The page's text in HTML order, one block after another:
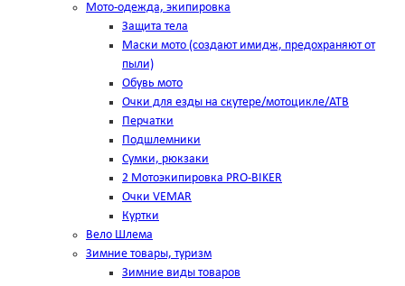
Мото-одежда, экипировка
Защита тела
Маски мото (создают имидж, предохраняют от
пыли)
Обувь мото
Очки для езды на скутере/мотоцикле/АТВ
Перчатки
Подшлемники
Сумки, рюкзаки
2 Мотоэкипировка PRO-BIKER
Очки VEMAR
Куртки
Вело Шлема
Зимние товары, туризм
Зимние виды товаров